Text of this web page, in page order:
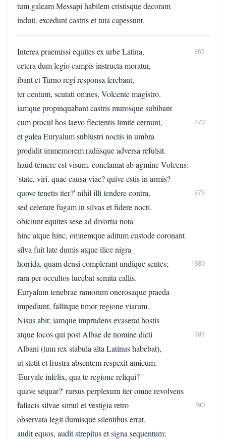
tum galeam Messapi habilem cristisque decoram
induit. excedunt castris et tuta capessunt.
Interea praemissi equites ex urbe Latina, 365
cetera dum legio campis instructa moratur,
ibant et Turno regi responsa ferebant,
ter centum, scutati omnes, Volcente magistro.
iamque propinquabant castris murosque subibant
cum procul hos laevo flectentis limite cernunt,
370
et galea Euryalum sublustri noctis in umbra
prodidit immemorem radiisque adversa refulsit.
haud temere est visum. conclamat ab agmine Volcens:
'state, viri. quae causa viae? quive estis in armis?
quove tenetis iter?' nihil illi tendere contra,
375
sed celerare fugam in silvas et fidere nocti.
obiciunt equites sese ad divortia nota
hinc atque hinc, omnemque aditum custode coronant.
silva fuit late dumis atque ilice nigra
horrida, quam densi complerant undique sentes;
380
rara per occultos lucebat semita callis.
Euryalum tenebrae ramorum onerosaque praeda
impediunt, fallitque timor regione viarum.
Nisus abit; iamque imprudens evaserat hostis
atque locos qui post Albae de nomine dicti
385
Albani (tum rex stabula alta Latinus habebat),
ut stetit et frustra absentem respexit amicum:
'Euryale infelix, qua te regione reliqui?
quave sequar?' rursus perplexum iter omne revolvens
fallacis silvae simul et vestigia retro
390
observata legit dumisque silentibus errat.
audit equos, audit strepitus et signa sequentum;